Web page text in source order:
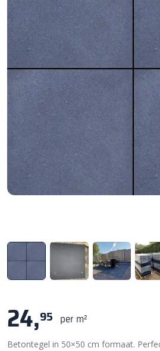
24,95 per m²
Betontegel in 50×50 cm formaat.